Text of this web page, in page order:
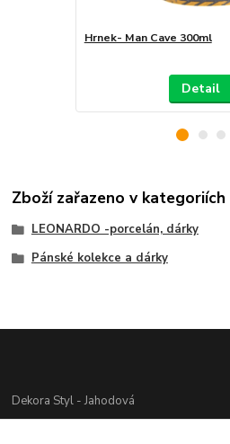
Hrnek- Man Cave 300ml
Detail
Zboží zařazeno v kategoriích
LEONARDO -porcelán, dárky
Pánské kolekce a dárky
Dekora Styl - Jahodová